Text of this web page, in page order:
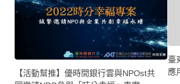
【活動幫推】優時間銀行雲與NPOst共
臺
應